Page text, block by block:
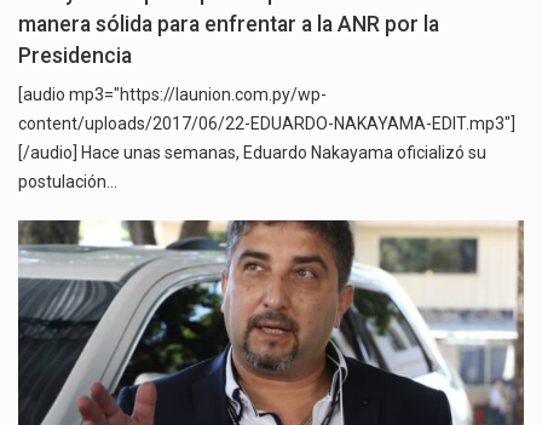
manera sólida para enfrentar a la ANR por la
Presidencia
[audio mp3="https://launion.com.py/wp-
content/uploads/2017/06/22-EDUARDO-NAKAYAMA-EDIT.mp3"]
[/audio] Hace unas semanas, Eduardo Nakayama oficializó su
postulación…